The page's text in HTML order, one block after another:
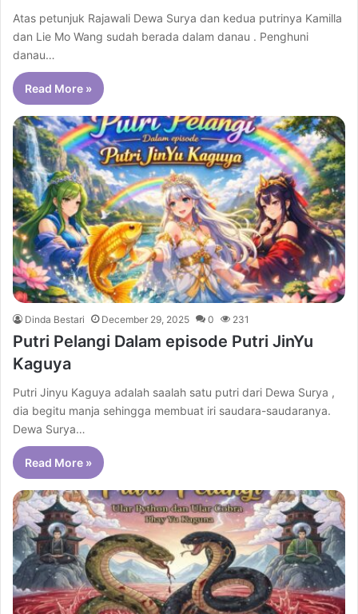
Atas petunjuk Rajawali Dewa Surya dan kedua putrinya Kamilla
dan Lie Mo Wang sudah berada dalam danau . Penghuni
danau…
Read More »
Dinda Bestari December 29, 2025 0 231
Putri Pelangi Dalam episode Putri JinYu
Kaguya
Putri Jinyu Kaguya adalah saalah satu putri dari Dewa Surya ,
dia begitu manja sehingga membuat iri saudara-saudaranya.
Dewa Surya…
Read More »